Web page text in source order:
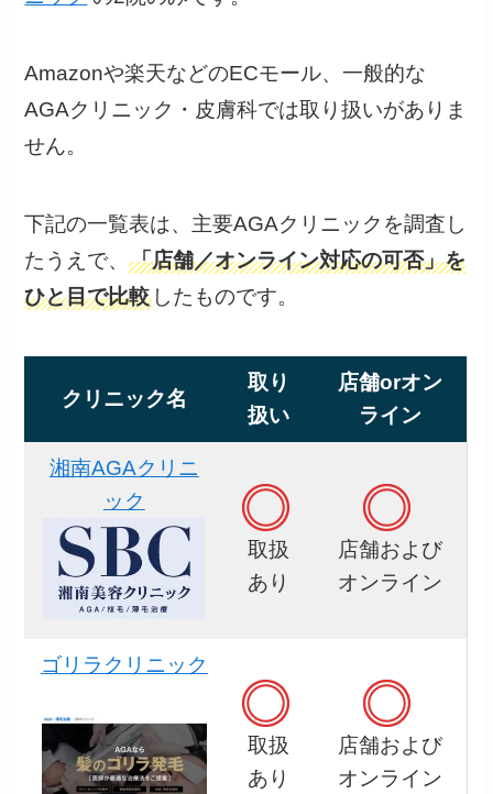
Amazonや楽天などのECモール、一般的な
AGAクリニック・皮膚科では取り扱いがありま
せん。
下記の一覧表は、主要AGAクリニックを調査し
たうえで、「店舗／オンライン対応の可否」を
ひと目で比較 したものです。
クリニック名
取り
扱い
店舗orオン
ライン
湘南AGAクリニ
ック
取扱
あり
店舗および
オンライン
ゴリラクリニック
取扱
あり
店舗および
オンライン